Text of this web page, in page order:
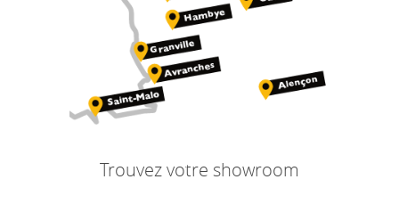
Trouvez votre showroom